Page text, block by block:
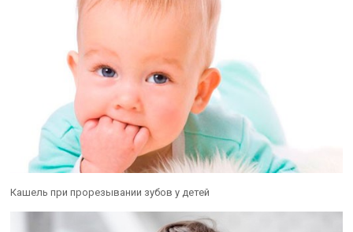
Кашель при прорезывании зубов у детей